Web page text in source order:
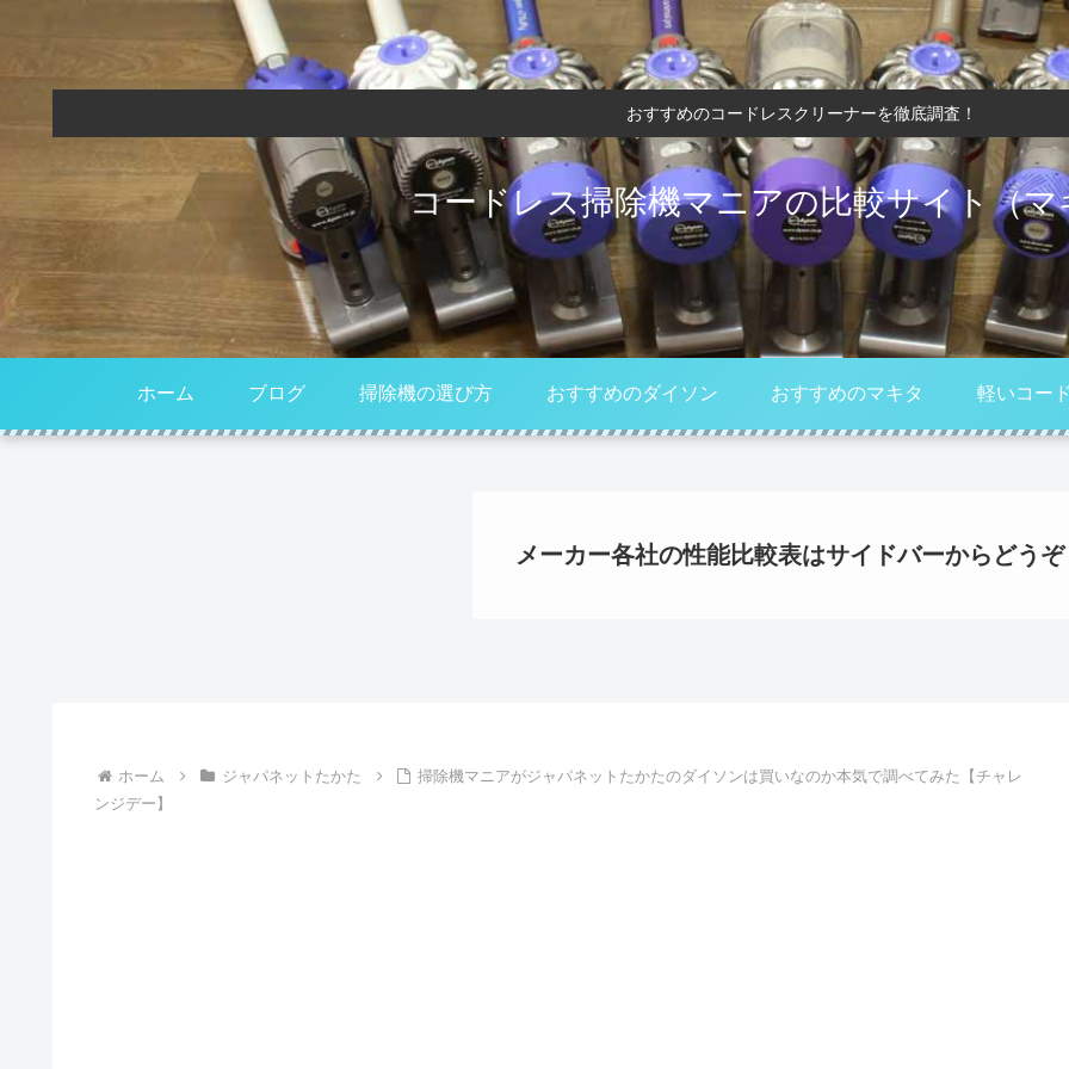
おすすめのコードレスクリーナーを徹底調査！
コードレス掃除機マニアの比較サイト（マ
ホーム ブログ 掃除機の選び方 おすすめのダイソン おすすめのマキタ 軽いコー
メーカー各社の性能比較表はサイドバーからどう
ホーム ジャパネットたかた
掃除機マニアがジャパネットたかたのダイソンは買いなのか本気で調べてみた【チャレ
ンジデー】